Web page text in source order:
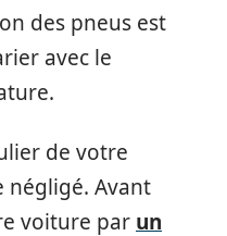
des pneus est
avec le
de votre
négligé. Avant
voiture par un